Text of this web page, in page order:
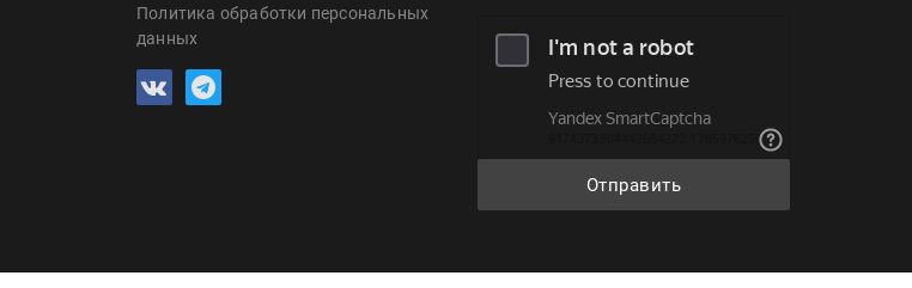
Политика обработки персональных
данных
Отправить